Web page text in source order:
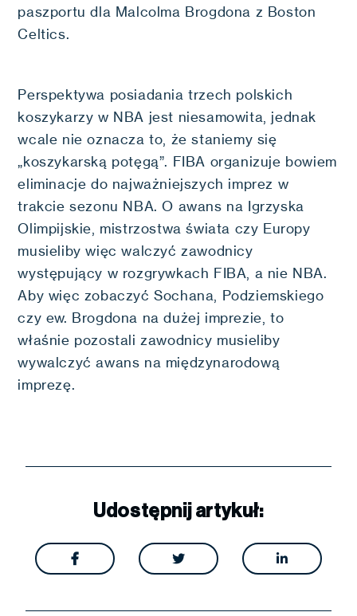
paszportu dla Malcolma Brogdona z Boston
Celtics.
Perspektywa posiadania trzech polskich
koszykarzy w NBA jest niesamowita, jednak
wcale nie oznacza to, że staniemy się
„koszykarską potęgą”. FIBA organizuje bowiem
eliminacje do najważniejszych imprez w
trakcie sezonu NBA. O awans na Igrzyska
Olimpijskie, mistrzostwa świata czy Europy
musieliby więc walczyć zawodnicy
występujący w rozgrywkach FIBA, a nie NBA.
Aby więc zobaczyć Sochana, Podziemskiego
czy ew. Brogdona na dużej imprezie, to
właśnie pozostali zawodnicy musieliby
wywalczyć awans na międzynarodową
imprezę.
Udostępnij artykuł:
  